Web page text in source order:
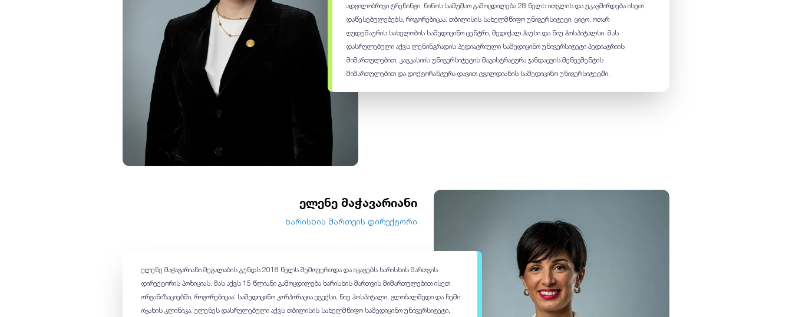
ადგილობრივი ტრენინგი. ნინოს სამუშაო გამოცდილება 28 წელს ითვლის და უკავშირდება ისეთ
დაწესებულებებს, როგორებიცაა: თბილისის სახელმწიფო უნივერსიტეტი, ციტო, ოთარ
ღუდუშაურის სახელობის სამედიცინო ცენტრი, მედიქალ ჰაუსი და ნიუ ჰოსპიტალსი. მას
დასრულებული აქვს ლენინგრადის პედიატრიული სამედიცინო უნივერსიტეტი პედიატრიის
მიმართულებით, კავკასიის უნივერსიტეტის მაგისტრატურა ჯანდაცვის მენეჯმენტის
მიმართულებით და დოქტორანტურა დავით ტვილდიანის სამედიცინო უნივერსიტეტში.
ელენე მაჭავარიანი
ხარისხის მართვის დირექტორი
ელენე მაჭავარიანი მეგალაბის გუნდს 2018 წელს შემოუერთდა და იკავებს ხარისხის მართვის
დირექტორის პოზიციას. მას აქვს 15 წლიანი გამოცდილება ხარისხის მართვის მიმართულებით ისეთ
ორგანიზაციებში, როგორებიცაა: სამედიცინო კორპორაცია ევექსი, ნიუ ჰოსპიტალი, გლობალმედი და ჩემი
ოჯახის კლინიკა. ელენეს დასრულებული აქვს თბილისის სახელმწიფო სამედიცინო უნივერსიტეტი,